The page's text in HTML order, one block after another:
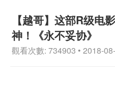
【越哥】这部R级电
神！《永不妥协》
觀看次數: 734903 • 2018-